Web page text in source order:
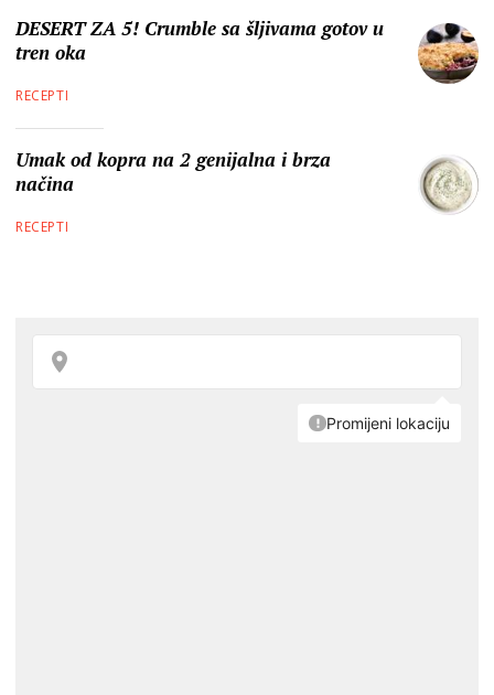
DESERT ZA 5! Crumble sa šljivama gotov u
tren oka
RECEPTI
Umak od kopra na 2 genijalna i brza
načina
RECEPTI